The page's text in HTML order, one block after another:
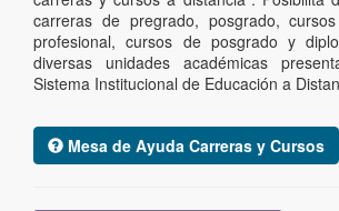
carreras de pregrado, posgrado,
profesional, cursos de posgrado y
diversas unidades académicas
Sistema Institucional de Educación a
Mesa de Ayuda Carreras y Cursos